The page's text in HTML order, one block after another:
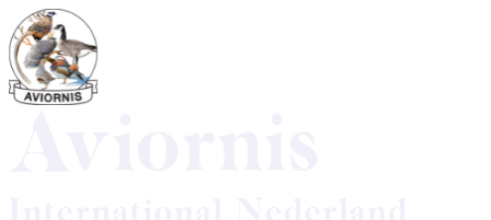
Overslaan
en
naar
de
inhoud